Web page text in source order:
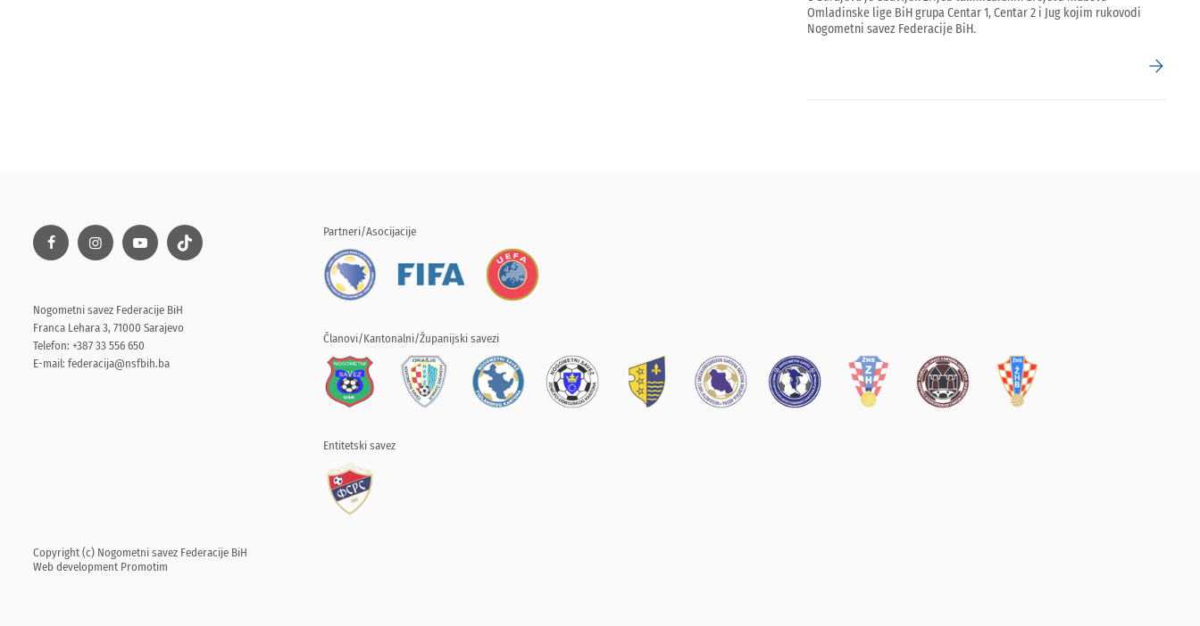
Omladinske lige BiH grupa Centar 1, Centar 2 i Jug kojim rukovodi
Nogometni savez Federacije BiH.
arrow_forward
Nogometni savez Federacije BiH
Franca Lehara 3, 71000 Sarajevo
Telefon: +387 33 556 650
E-mail: federacija@nsfbih.ba
Partneri/Asocijacije
Članovi/Kantonalni/Županijski savezi
Entitetski savez
Copyright (c) Nogometni savez Federacije BiH
Web development Promotim